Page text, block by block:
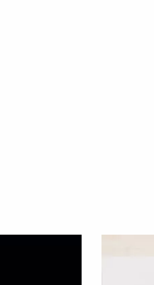
2-3 días laborables.